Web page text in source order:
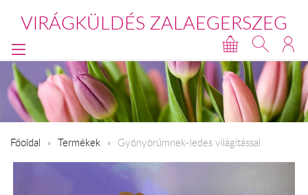
VIRÁGKÜLDÉS ZALAEGERSZEG
Főoldal Termékek Gyönyörűmnek-ledes világítással